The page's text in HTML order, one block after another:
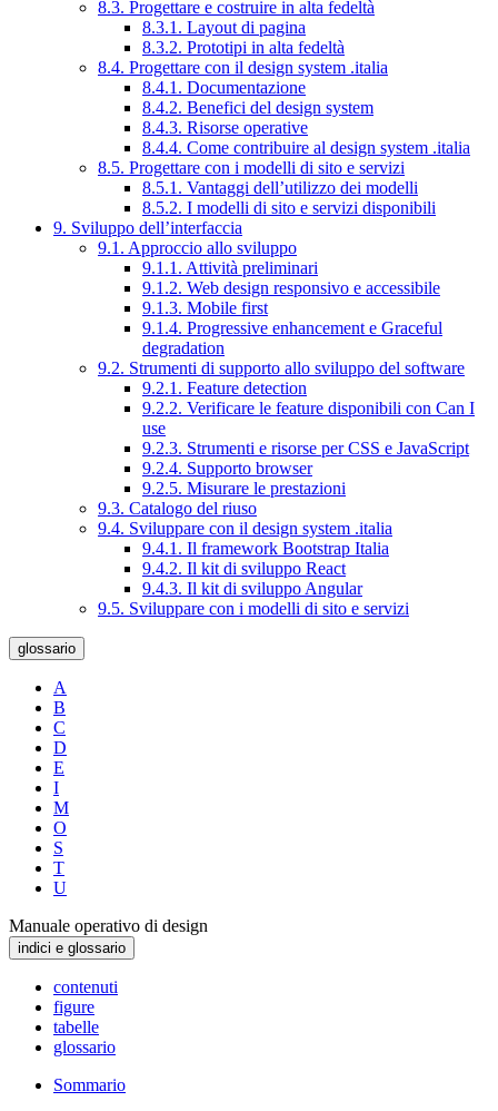
8.3. Progettare e costruire in alta fedeltà
8.3.1. Layout di pagina
8.3.2. Prototipi in alta fedeltà
8.4. Progettare con il design system .italia
8.4.1. Documentazione
8.4.2. Benefici del design system
8.4.3. Risorse operative
8.4.4. Come contribuire al design system .italia
8.5. Progettare con i modelli di sito e servizi
8.5.1. Vantaggi dell’utilizzo dei modelli
8.5.2. I modelli di sito e servizi disponibili
9. Sviluppo dell’interfaccia
9.1. Approccio allo sviluppo
9.1.1. Attività preliminari
9.1.2. Web design responsivo e accessibile
9.1.3. Mobile first
9.1.4. Progressive enhancement e Graceful
degradation
9.2. Strumenti di supporto allo sviluppo del software
9.2.1. Feature detection
9.2.2. Verificare le feature disponibili con Can I
use
9.2.3. Strumenti e risorse per CSS e JavaScript
9.2.4. Supporto browser
9.2.5. Misurare le prestazioni
9.3. Catalogo del riuso
9.4. Sviluppare con il design system .italia
9.4.1. Il framework Bootstrap Italia
9.4.2. Il kit di sviluppo React
9.4.3. Il kit di sviluppo Angular
9.5. Sviluppare con i modelli di sito e servizi
glossario
A
B
C
D
E
I
M
O
S
T
U
Manuale operativo di design
indici e glossario
contenuti
figure
tabelle
glossario
Sommario